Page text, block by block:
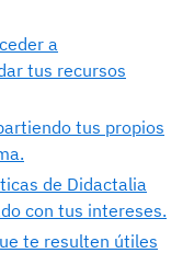
a
tus recursos
tus propios
de Didactalia
con tus intereses.
te resulten útiles